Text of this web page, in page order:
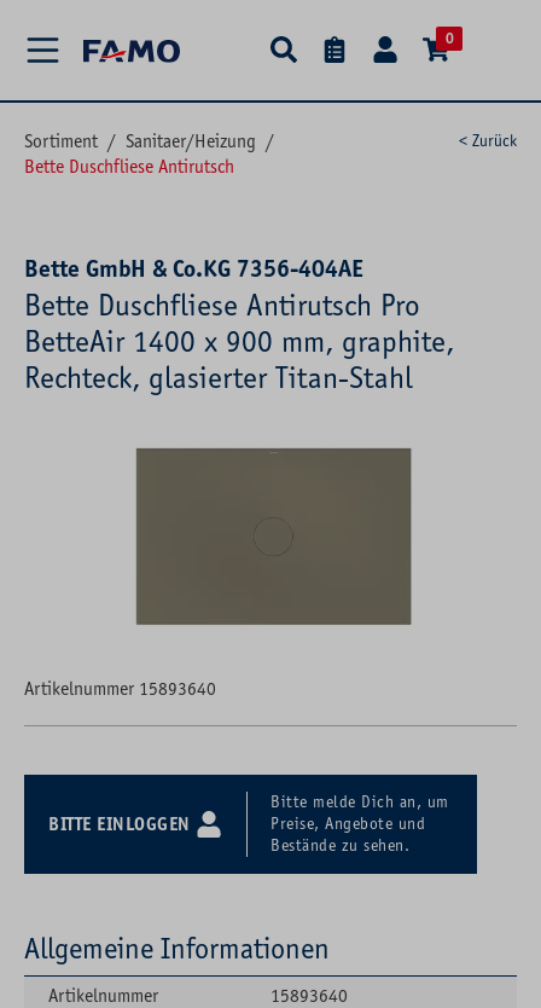
0
Sortiment / Sanitaer/Heizung /
Bette Duschfliese Antirutsch
< Zurück
Bette GmbH & Co.KG 7356-404AE
Bette Duschfliese Antirutsch Pro
BetteAir 1400 x 900 mm, graphite,
Rechteck, glasierter Titan-Stahl
Artikelnummer 15893640
BITTE EINLOGGEN
Bitte melde Dich an, um
Preise, Angebote und
Bestände zu sehen.
Allgemeine Informationen
Artikelnummer
15893640